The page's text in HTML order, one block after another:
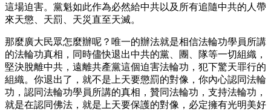
這場迫害。黨魁如此作為必然給中共以及所有追隨中共的人帶
來天懲、天罰、天災直至天滅。
那麼廣大民眾怎麼辦呢？唯一的辦法就是相信法輪功學員所講
的法輪功真相，同時儘快退出中共的黨、團、隊等一切組織，
堅決脫離中共，遠離共產黨這個迫害法輪功，犯下驚天罪行的
組織。你退出了，就不是上天要懲罰的對像，你內心認同法輪
功，認同法輪功學員所講的真相，贊同法輪功，支持法輪功，
就是在認同佛法，就是上天要保護的對像，必定擁有光明美好